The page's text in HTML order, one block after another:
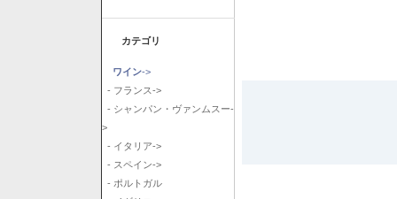
カテゴリ
ワイン->
- フランス->
- シャンパン・ヴァンムスー-
>
- イタリア->
- スペイン->
- ポルトガル